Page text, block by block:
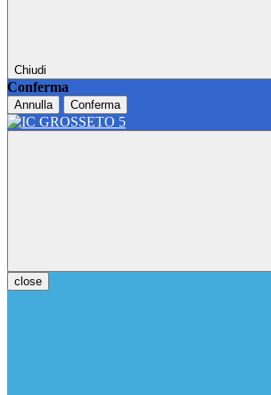
Chiudi
Conferma
Annulla Conferma
close